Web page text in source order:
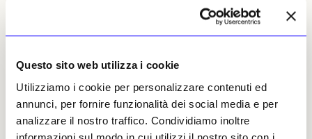
Questo sito web utilizza i cookie
Utilizziamo i cookie per personalizzare contenuti ed
annunci, per fornire funzionalità dei social media e per
analizzare il nostro traffico. Condividiamo inoltre
privata, ci devono essere politiche di
amministrazione del territorio che tengano
conto del guadagno e delle perdite che ogni
comporta.
Nel libro il sociologo dell’università di
Torino Filippo La Barbera si scaglia contro